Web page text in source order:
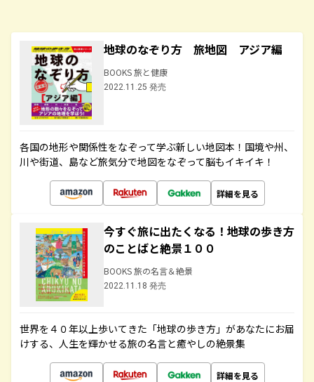
地球のなぞり方 旅地図 アジア編
BOOKS 旅と健康
2022.11.25 発売
各国の地形や関係性をなぞって学ぶ新しい地図本！国境や州、
川や街道、島など旅気分で地図をなぞって脳もイキイキ！
詳細を見る
今すぐ旅に出たくなる！地球の歩き方
のことばと絶景１００
BOOKS 旅の名言＆絶景
2022.11.18 発売
世界を４０年以上歩いてきた「地球の歩き方」があなたにお届
けする、人生を輝かせる旅の名言と癒やしの絶景集
詳細を見る